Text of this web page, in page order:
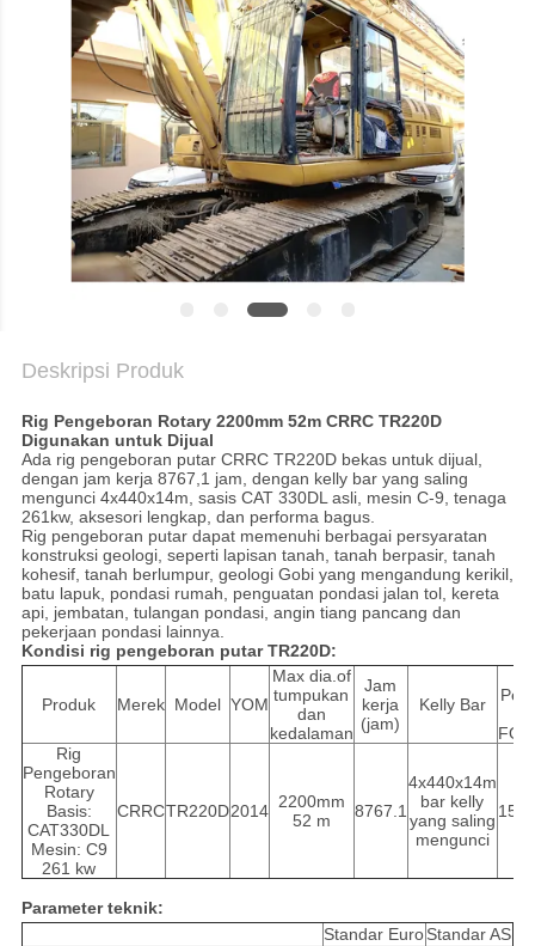
KEBIJAKAN
PRIVASI
Deskripsi Produk
Rig Pengeboran Rotary 2200mm 52m CRRC TR220D
Digunakan untuk Dijual
Ada rig pengeboran putar CRRC TR220D bekas untuk dijual,
dengan jam kerja 8767,1 jam, dengan kelly bar yang saling
mengunci 4x440x14m, sasis CAT 330DL asli, mesin C-9, tenaga
261kw, aksesori lengkap, dan performa bagus.
Rig pengeboran putar dapat memenuhi berbagai persyaratan
konstruksi geologi, seperti lapisan tanah, tanah berpasir, tanah
kohesif, tanah berlumpur, geologi Gobi yang mengandung kerikil,
batu lapuk, pondasi rumah, penguatan pondasi jalan tol, kereta
api, jembatan, tulangan pondasi, angin tiang pancang dan
pekerjaan pondasi lainnya.
Kondisi rig pengeboran putar TR220D:
Produk Merek Model YOM
Max dia.of
tumpukan
dan
kedalaman
Jam
kerja
(jam)
Kelly Bar
Rig
Pengeboran
Rotary
Basis:
CAT330DL
Mesin: C9
261 kw
CRRCTR220D2014 2200mm
52 m
8767.1
4x440x14m
bar kelly
yang saling
mengunci
Parameter teknik:
Standar EuroStandar AS